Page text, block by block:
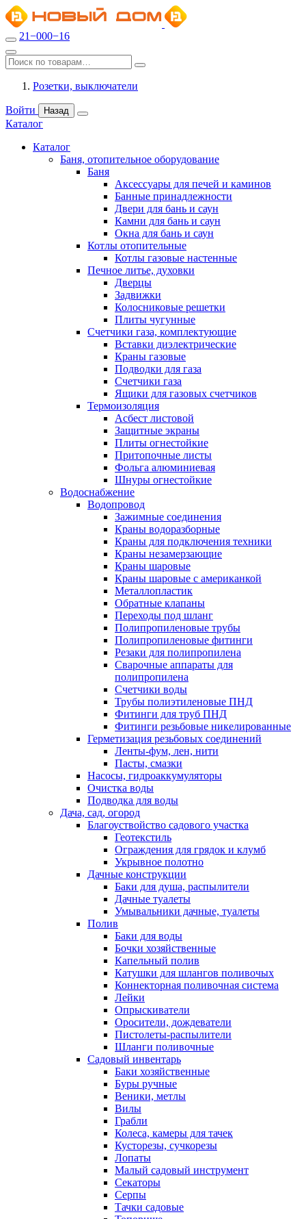
21−000−16
Розетки, выключатели
Войти Назад
Каталог
Каталог
Баня, отопительное оборудование
Баня
Аксессуары для печей и каминов
Банные принадлежности
Двери для бань и саун
Камни для бань и саун
Окна для бань и саун
Котлы отопительные
Котлы газовые настенные
Печное литье, духовки
Дверцы
Задвижки
Колосниковые решетки
Плиты чугунные
Счетчики газа, комплектующие
Вставки диэлектрические
Краны газовые
Подводки для газа
Счетчики газа
Ящики для газовых счетчиков
Термоизоляция
Асбест листовой
Защитные экраны
Плиты огнестойкие
Притопочные листы
Фольга алюминиевая
Шнуры огнестойкие
Водоснабжение
Водопровод
Зажимные соединения
Краны водоразборные
Краны для подключения техники
Краны незамерзающие
Краны шаровые
Краны шаровые с американкой
Металлопластик
Обратные клапаны
Переходы под шланг
Полипропиленовые трубы
Полипропиленовые фитинги
Резаки для полипропилена
Сварочные аппараты для
полипропилена
Счетчики воды
Трубы полиэтиленовые ПНД
Фитинги для труб ПНД
Фитинги резьбовые никелированные
Герметизация резьбовых соединений
Ленты-фум, лен, нити
Пасты, смазки
Насосы, гидроаккумуляторы
Очистка воды
Подводка для воды
Дача, сад, огород
Благоуствойство садового участка
Геотекстиль
Ограждения для грядок и клумб
Укрывное полотно
Дачные конструкции
Баки для душа, распылители
Дачные туалеты
Умывальники дачные, туалеты
Полив
Баки для воды
Бочки хозяйственные
Капельный полив
Катушки для шлангов поливочых
Коннекторная поливочная система
Лейки
Опрыскиватели
Оросители, дождеватели
Пистолеты-распылители
Шланги поливочные
Садовый инвентарь
Баки хозяйственные
Буры ручные
Веники, метлы
Вилы
Грабли
Колеса, камеры для тачек
Кусторезы, сучкорезы
Лопаты
Малый садовый инструмент
Секаторы
Серпы
Тачки садовые